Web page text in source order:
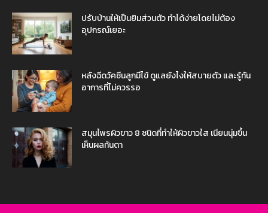
ปรับบ้านให้เป็นยิมส่วนตัว ทำได้ง่ายโดยไม่ต้อง
อุปกรณ์เยอะ
หลังฉีดวัคซีนลูกมีไข้ ดูแลยังไงให้สบายตัว และรู้ทัน
อาการที่ไม่ควรรอ
สมุนไพรผิวขาว 8 ชนิดที่ทำให้ผิวขาวใส เนียนนุ่มขึ้น
เห็นผลทันตา